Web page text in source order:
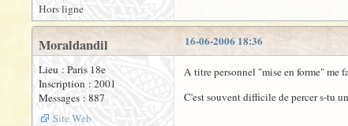
Hors ligne
16-06-2006 18:36
Moraldandil
Lieu : Paris 18e
Inscription : 2001
Messages : 887
Site Web
A titre personnel "mise en forme" me
C'est souvent difficile de percer s-tu